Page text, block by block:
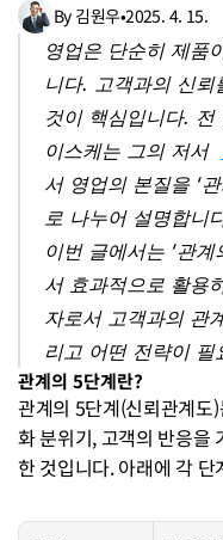
By 김원우•2025. 4. 15.
영업은 단순히 제품
니다. 고객과의 신
것이 핵심입니다.
이스케는 그의 저서
서 영업의 본질을 ‘
로 나누어 설명합니
이번 글에서는 ‘관
서 효과적으로 활용
자로서 고객과의 관
리고 어떤 전략이 필
관계의 5단계란?
관계의 5단계(신뢰관계도
화 분위기, 고객의 반응을
한 것입니다. 아래에 각